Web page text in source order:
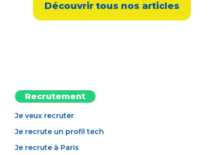
Découvrir tous nos articles
Recrutement
Je veux recruter
Je recrute un profil tech
Je recrute à Paris